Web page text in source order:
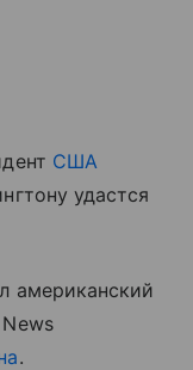
США
удастся
американский
.